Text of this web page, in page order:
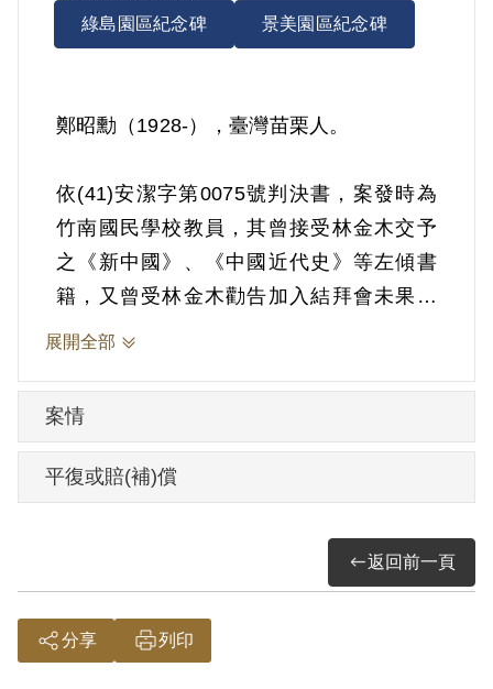
綠島園區紀念碑 景美園區紀念碑
鄭昭勳（1928-），臺灣苗栗人。
依(41)安潔字第0075號判決書，案發時為
竹南國民學校教員，其曾接受林金木交予
之《新中國》、《中國近代史》等左傾書
籍，又曾受林金木勸告加入結拜會未果，
明知其為匪諜而不告密檢舉。1951年7月4
匪諜而不告密檢舉」判處有期徒刑4年。
1955年3月16日假釋。
其於1999年11月向補償基金會提出申請，
2002年1月經第2屆第16次臨時董事會審核
明知林金木為匪諜而不告密檢舉，係以其
展開全部
案情
平復或賠(補)償
返回前一頁
分享 列印